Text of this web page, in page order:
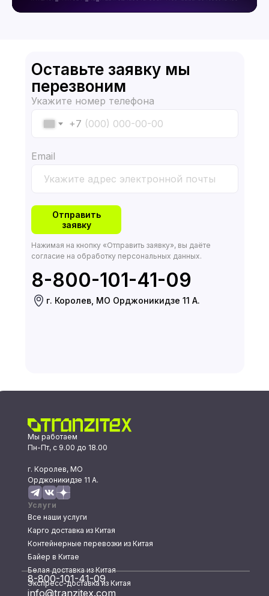
Оставьте заявку мы
перезвоним
Укажите номер телефона
+7
Email
Отправить
заявку
Нажимая на кнопку «Отправить заявку», вы даёте
согласие на обработку персональных данных.
8-800-101-41-09
г. Королев, МО Орджоникидзе 11 А.
Мы работаем
Пн-Пт, с 9.00 до 18.00
г. Королев, МО
Орджоникидзе 11 А.
Услуги
Все наши услуги
Карго доставка из Китая
Контейнерные перевозки из Китая
Байер в Китае
Белая доставка из Китая
Экспресс-доставка из Китая
8-800-101-41-09
info@tranzitex.com